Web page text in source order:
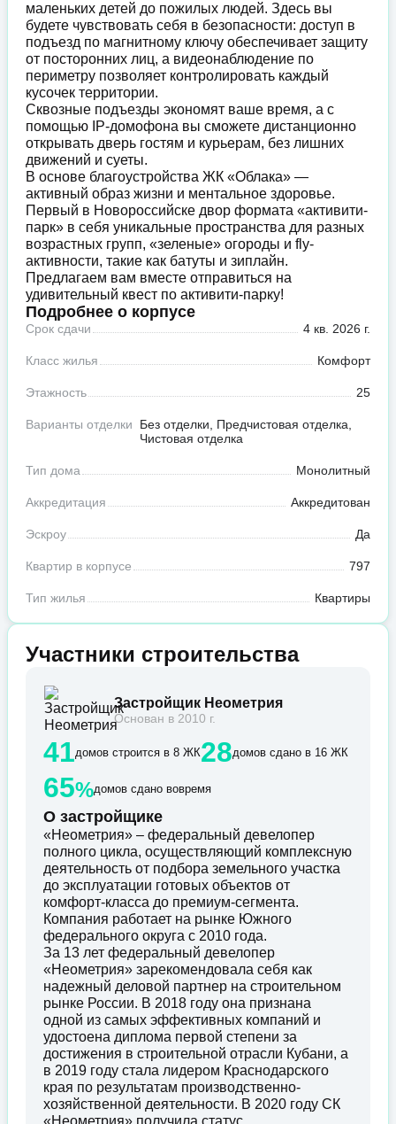
маленьких детей до пожилых людей. Здесь вы
будете чувствовать себя в безопасности: доступ в
подъезд по магнитному ключу обеспечивает защиту
от посторонних лиц, а видеонаблюдение по
периметру позволяет контролировать каждый
кусочек территории.
Сквозные подъезды экономят ваше время, а с
помощью IP-домофона вы сможете дистанционно
открывать дверь гостям и курьерам, без лишних
движений и суеты.
В основе благоустройства ЖК «Облака» —
активный образ жизни и ментальное здоровье.
Первый в Новороссийске двор формата «активити-
парк» в себя уникальные пространства для разных
возрастных групп, «зеленые» огороды и fly-
активности, такие как батуты и зиплайн.
Предлагаем вам вместе отправиться на
удивительный квест по активити-парку!
Подробнее о корпусе
Срок сдачи 4 кв. 2026 г.
Класс жилья Комфорт
Этажность 25
Варианты отделки
Без отделки, Предчистовая отделка,
Чистовая отделка
Тип дома Монолитный
Аккредитация Аккредитован
Эскроу Да
Квартир в корпусе 797
Тип жилья Квартиры
Участники строительства
Застройщик Неометрия
Основан в 2010 г.
41домов строится в 8 ЖК28домов сдано в 16 ЖК
65%домов сдано вовремя
О застройщике
«Неометрия» – федеральный девелопер
полного цикла, осуществляющий комплексную
деятельность от подбора земельного участка
до эксплуатации готовых объектов от
комфорт-класса до премиум-сегмента.
Компания работает на рынке Южного
федерального округа с 2010 года.
За 13 лет федеральный девелопер
«Неометрия» зарекомендовала себя как
надежный деловой партнер на строительном
рынке России. В 2018 году она признана
одной из самых эффективных компаний и
удостоена диплома первой степени за
достижения в строительной отрасли Кубани, а
в 2019 году стала лидером Краснодарского
края по результатам производственно-
хозяйственной деятельности. В 2020 году СК
«Неометрия» получила статус